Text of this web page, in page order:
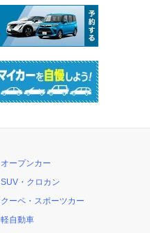
オープンカー
SUV・クロカン
クーペ・スポーツカー
軽自動車